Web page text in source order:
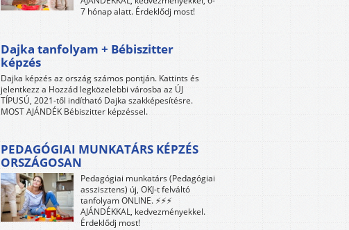
7 hónap alatt. Érdeklődj most!
Dajka tanfolyam + Bébiszitter
képzés
Dajka képzés az ország számos pontján. Kattints és
jelentkezz a Hozzád legközelebbi városba az ÚJ
TÍPUSÚ, 2021-től indítható Dajka szakképesítésre.
MOST AJÁNDÉK Bébiszitter képzéssel.
PEDAGÓGIAI MUNKATÁRS KÉPZÉS
ORSZÁGOSAN
Pedagógiai munkatárs (Pedagógiai
asszisztens) új, OKJ-t felváltó
tanfolyam ONLINE. ⚡⚡⚡
AJÁNDÉKKAL, kedvezményekkel.
Érdeklődj most!